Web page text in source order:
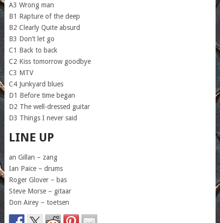
A3 Wrong man
B1 Rapture of the deep
B2 Clearly Quite absurd
B3 Don’t let go
C1 Back to back
C2 Kiss tomorrow goodbye
C3 MTV
C4 Junkyard blues
D1 Before time began
D2 The well-dressed guitar
D3 Things I never said
LINE UP
an Gillan – zang
Ian Paice – drums
Roger Glover – bas
Steve Morse – gitaar
Don Airey – toetsen